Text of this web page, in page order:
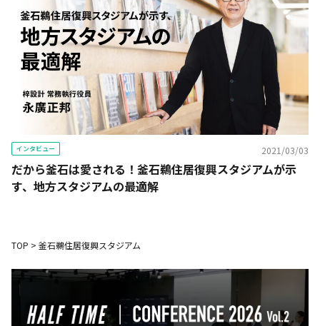
インタビュー 2021/03/03
だから釜石は愛される！釜石鵜住居復興スタジアムが示
す、地方スタジアムの最適解
TOP > 釜石鵜住居復興スタジアム